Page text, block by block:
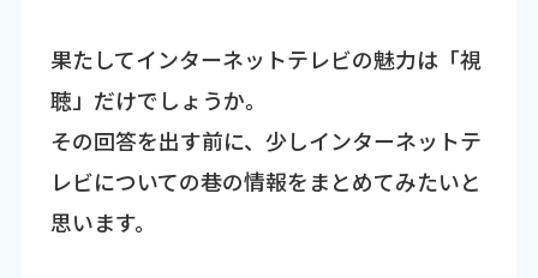
果たしてインターネットテレビの魅力は「視
聴」だけでしょうか。
その回答を出す前に、少しインターネットテ
レビについての巷の情報をまとめてみたいと
思います。